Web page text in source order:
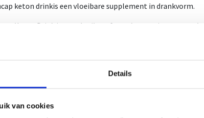
Details
van cookies
keton drinkis een vloeibare supplement in drankvorm.
Keton Drink is een vloeibare formule met citroensmaak.
formule bevat een combinatie van waaronder L-carnitine,
formule kwam tot stand na jarenlang onderzoek en
bevat 500 ml.